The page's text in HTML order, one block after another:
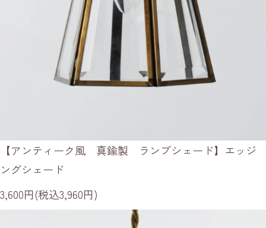
【アンティーク風 真鍮製 ランプシェード】エッジ
ングシェード
3,600円(税込3,960円)